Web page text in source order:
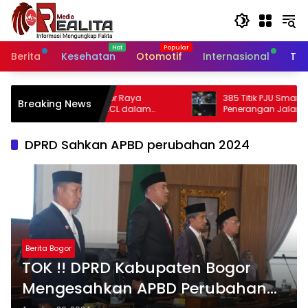
Langsung
konten
Berita
Kesehatan Otomotif Internasional
Breaking News
dalam
385 Titik PJU Smart Sytem Rampung,
Penerangan Jalan Bangil – Sukorejo Di
Rasakan Masyarakat.
DPRD Sahkan APBD perubahan 2024
Berita Bogor
TOK !! DPRD Kabupaten Bogor
Mengesahkan APBD Perubahan